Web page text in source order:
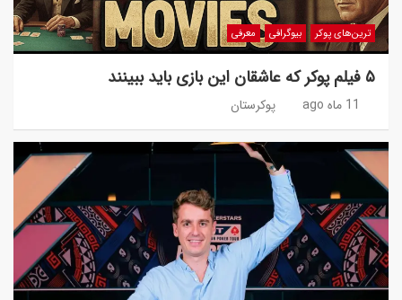
ترین‌های پوکر بیوگرافی معرفی
۵ فیلم پوکر که عاشقان این بازی باید ببینند
11 ماه ago پوکرستان